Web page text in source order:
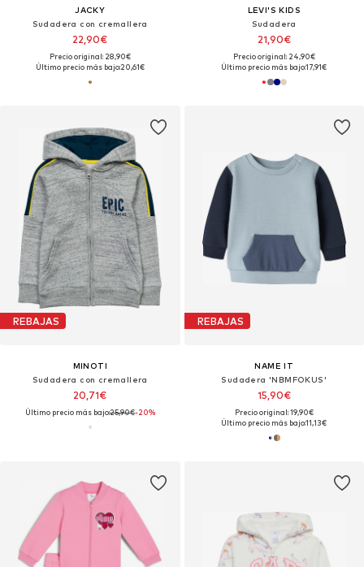
JACKY
Sudadera con cremallera
22,90€
Precio original: 28,90€
Último precio más bajo:20,61€
LEVI'S KIDS
Sudadera
21,90€
Precio original: 24,90€
Último precio más bajo:17,91€
REBAJAS
MINOTI
Sudadera con cremallera
20,71€
Último precio más bajo:25,90€-20%
REBAJAS
NAME IT
Sudadera 'NBMFOKUS'
15,90€
Precio original: 19,90€
Último precio más bajo:11,13€